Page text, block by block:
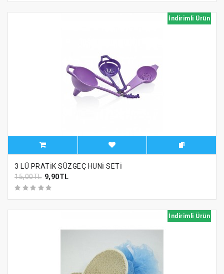
İndirimli Ürün
3 LÜ PRATİK SÜZGEÇ HUNİ SETİ
15,00TL 9,90TL
İndirimli Ürün